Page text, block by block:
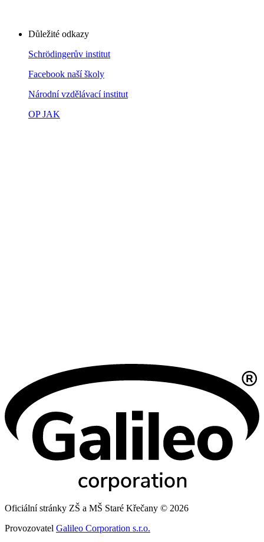
Důležité odkazy
Schrödingerův institut
Facebook naší školy
Národní vzdělávací institut
OP JAK
Oficiální stránky ZŠ a MŠ Staré Křečany © 2026
Provozovatel Galileo Corporation s.r.o.